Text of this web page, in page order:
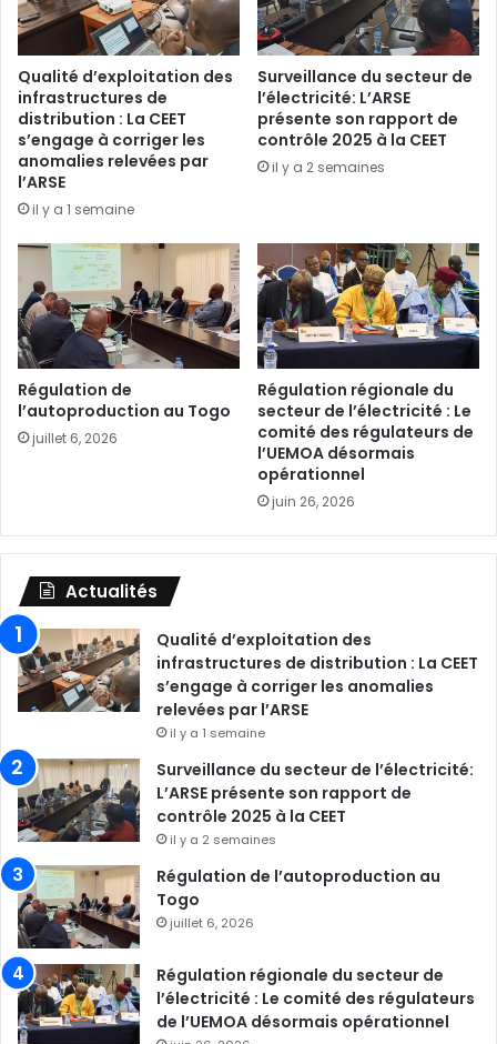
Qualité d’exploitation des
infrastructures de
distribution : La CEET
s’engage à corriger les
anomalies relevées par
l’ARSE
il y a 1 semaine
Surveillance du secteur de
l’électricité: L’ARSE
présente son rapport de
contrôle 2025 à la CEET
il y a 2 semaines
Régulation de
l’autoproduction au Togo
juillet 6, 2026
Régulation régionale du
secteur de l’électricité : Le
comité des régulateurs de
l’UEMOA désormais
opérationnel
juin 26, 2026
Actualités
Qualité d’exploitation des
infrastructures de distribution : La CEET
s’engage à corriger les anomalies
relevées par l’ARSE
il y a 1 semaine
Surveillance du secteur de l’électricité:
L’ARSE présente son rapport de
contrôle 2025 à la CEET
il y a 2 semaines
Régulation de l’autoproduction au
Togo
juillet 6, 2026
Régulation régionale du secteur de
l’électricité : Le comité des régulateurs
de l’UEMOA désormais opérationnel